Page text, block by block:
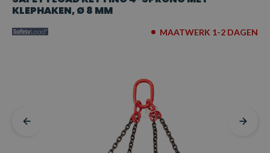
KLEPHAKEN, Ø 8 MM
MAATWERK 1-2 DAGEN